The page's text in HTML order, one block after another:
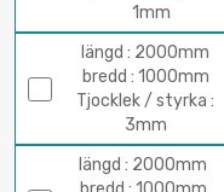
1mm
längd : 2000mm
bredd : 1000mm
Tjocklek / styrka :
3mm
längd : 2000mm